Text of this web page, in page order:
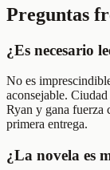
Preguntas
¿Es necesario
No es
aconsejable.
Ryan y gana fuerza
primera entrega.
¿La novela es